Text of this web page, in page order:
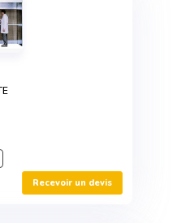
Recevoir un devis